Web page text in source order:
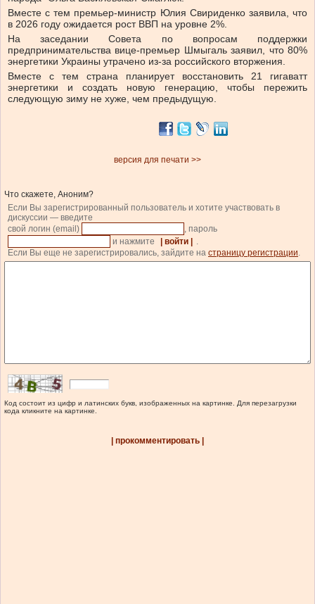
Вместе с тем премьер-министр Юлия Свириденко заявила, что
в 2026 году ожидается рост ВВП на уровне 2%.
На заседании Совета по вопросам поддержки
предпринимательства вице-премьер Шмыгаль заявил, что 80%
энергетики Украины утрачено из-за российского вторжения.
Вместе с тем страна планирует восстановить 21 гигаватт
энергетики и создать новую генерацию, чтобы пережить
следующую зиму не хуже, чем предыдущую.
версия для печати >>
Что скажете, Аноним?
Если Вы зарегистрированный пользователь и хотите участвовать в
дискуссии — введите
свой логин (email)
, пароль
и нажмите
| войти |
.
Если Вы еще не зарегистрировались, зайдите на страницу регистрации.
Код состоит из цифр и латинских букв, изображенных на картинке. Для перезагрузки
кода кликните на картинке.
| прокомментировать |